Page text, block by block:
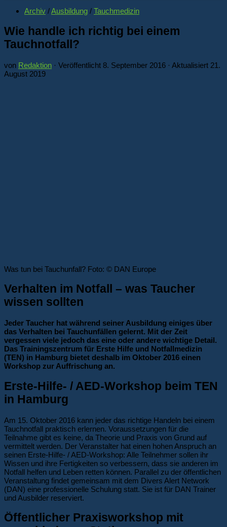
Archiv /Ausbildung / Tauchmedizin
Wie handle ich richtig bei einem
Tauchnotfall?
von Redaktion · Veröffentlicht 8. September 2016 · Aktualisiert 21.
August 2019
Was tun bei Tauchunfall? Foto: © DAN Europe
Verhalten im Notfall – was Taucher
wissen sollten
Jeder Taucher hat während seiner Ausbildung einiges über
das Verhalten bei Tauchunfällen gelernt. Mit der Zeit
vergessen viele jedoch das eine oder andere wichtige Detail.
Das Trainingszentrum für Erste Hilfe und Notfallmedizin
(TEN) in Hamburg bietet deshalb im Oktober 2016 einen
Workshop zur Auffrischung an.
Erste-Hilfe- / AED-Workshop beim TEN
in Hamburg
Am 15. Oktober 2016 kann jeder das richtige Handeln bei einem
Tauchnotfall praktisch erlernen. Voraussetzungen für die
Teilnahme gibt es keine, da Theorie und Praxis von Grund auf
vermittelt werden. Der Veranstalter hat einen hohen Anspruch an
seinen Erste-Hilfe- / AED-Workshop: Alle Teilnehmer sollen ihr
Wissen und ihre Fertigkeiten so verbessern, dass sie anderen im
Notfall helfen und Leben retten können. Parallel zu der öffentlichen
Veranstaltung findet gemeinsam mit dem Divers Alert Network
(DAN) eine professionelle Schulung statt. Sie ist für DAN Trainer
und Ausbilder reserviert.
Öffentlicher Praxisworkshop mit